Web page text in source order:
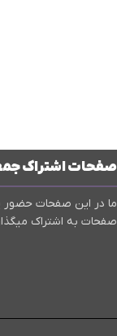
صفحات اشتراک
ما در این صفحات حضور
صفحات به اشتراک